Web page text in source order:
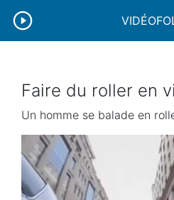
Faire du roller en
Un homme se balade en